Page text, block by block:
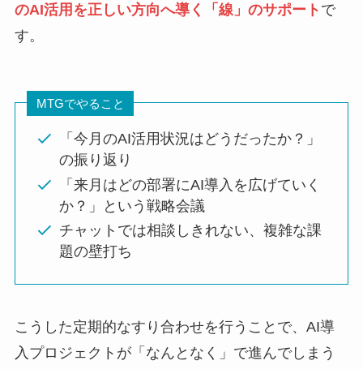
のAI活用を正しい方向へ導く「線」のサポート で
す。
MTGでやること
「今月のAI活用状況はどうだったか？」
の振り返り
「来月はどの部署にAI導入を広げていく
か？」という戦略会議
チャットでは相談しきれない、複雑な課
題の壁打ち
こうした定期的なすり合わせを行うことで、AI導
入プロジェクトが「なんとなく」で進んでしまう